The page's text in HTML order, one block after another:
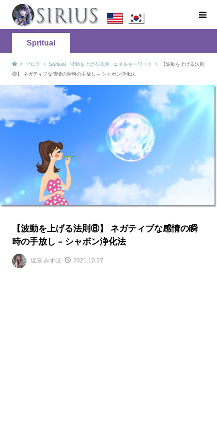
Spritual
ブログ Spritual 波動を上げる法則 エネルギーワーク
【波動を上げる法則
⑧】 ネガティブな感情の瞬時の手放し – シャボン浄化法
【波動を上げる法則⑧】 ネガティブな感情の瞬
時の手放し – シャボン浄化法
近藤 みずほ 2021.10.27